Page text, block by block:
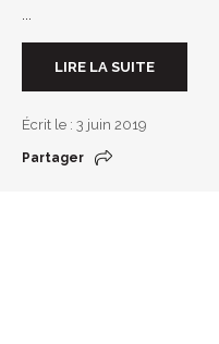
LIRE LA SUITE
Écrit le : 3 juin 2019
Partager